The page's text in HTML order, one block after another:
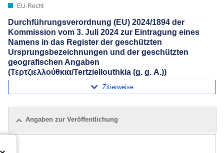
EU-Recht
Durchführungsverordnung (EU) 2024/1894 der
Kommission vom 3. Juli 2024 zur Eintragung eines
Namens in das Register der geschützten
Ursprungsbezeichnungen und der geschützten
geografischen Angaben
(Τερτζιελλούθκια/Tertziellouthkia (g. g. A.))
Zitierweise
Angaben zur Veröffentlichung